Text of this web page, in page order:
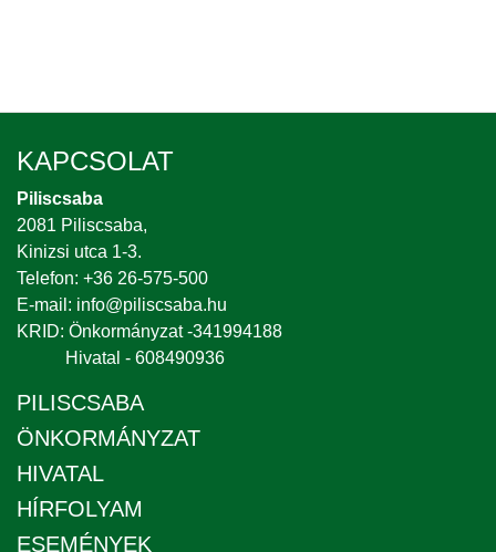
KAPCSOLAT
Piliscsaba
2081 Piliscsaba,
Kinizsi utca 1-3.
Telefon: +36 26-575-500
E-mail: info@piliscsaba.hu
KRID: Önkormányzat -341994188
Hivatal - 608490936
PILISCSABA
ÖNKORMÁNYZAT
HIVATAL
HÍRFOLYAM
ESEMÉNYEK